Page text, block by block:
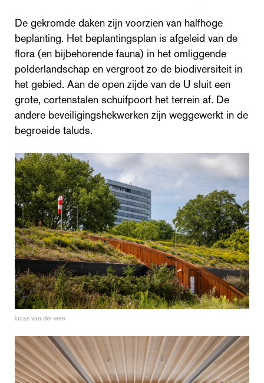
De gekromde daken zijn voorzien van halfhoge
beplanting. Het beplantingsplan is afgeleid van de
flora (en bijbehorende fauna) in het omliggende
polderlandschap en vergroot zo de biodiversiteit in
het gebied. Aan de open zijde van de U sluit een
grote, cortenstalen schuifpoort het terrein af. De
andere beveiligingshekwerken zijn weggewerkt in de
begroeide taluds.
lucas van der wee